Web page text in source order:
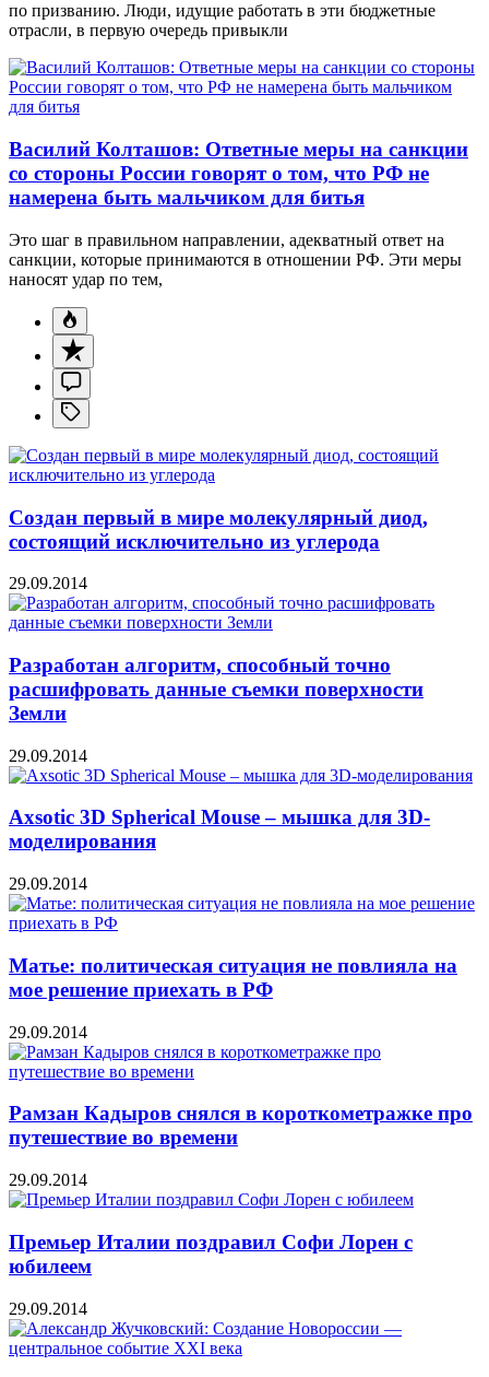
по призванию. Люди, идущие работать в эти бюджетные
отрасли, в первую очередь привыкли
Василий Колташов: Ответные меры на санкции
со стороны России говорят о том, что РФ не
намерена быть мальчиком для битья
Это шаг в правильном направлении, адекватный ответ на
санкции, которые принимаются в отношении РФ. Эти меры
наносят удар по тем,
Создан первый в мире молекулярный диод,
состоящий исключительно из углерода
29.09.2014
Разработан алгоритм, способный точно
расшифровать данные съемки поверхности
Земли
29.09.2014
Axsotic 3D Spherical Mouse – мышка для 3D-
моделирования
29.09.2014
Матье: политическая ситуация не повлияла на
мое решение приехать в РФ
29.09.2014
Рамзан Кадыров снялся в короткометражке про
путешествие во времени
29.09.2014
Премьер Италии поздравил Софи Лорен с
юбилеем
29.09.2014